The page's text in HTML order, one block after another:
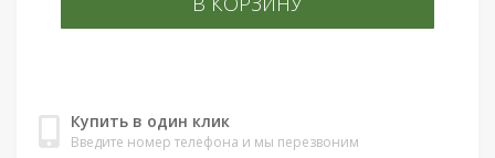
Купить в один клик
Введите номер телефона и мы перезвоним